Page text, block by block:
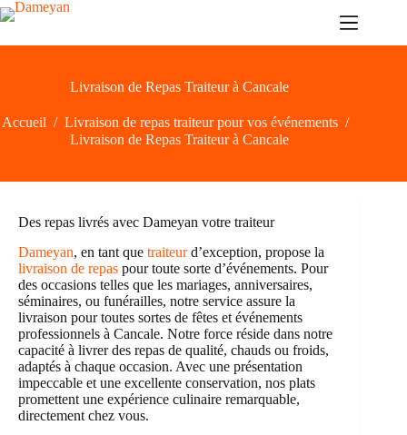
Passer
au
Livraison de Repas Traiteur à Cancale
Accueil / Livraison de repas traiteur pour vos événements /
Livraison de Repas Traiteur à Cancale
Des repas livrés avec Dameyan votre traiteur
Dameyan, en tant que traiteurd’exception, propose la
livraison de repas pour toute sorte d’événements. Pour
des occasions telles que les mariages, anniversaires,
séminaires, ou funérailles, notre service assure la
livraison pour toutes sortes de fêtes et événements
professionnels à Cancale. Notre force réside dans notre
capacité à livrer des repas de qualité, chauds ou froids,
adaptés à chaque occasion. Avec une présentation
impeccable et une excellente conservation, nos plats
promettent une expérience culinaire remarquable,
directement chez vous.